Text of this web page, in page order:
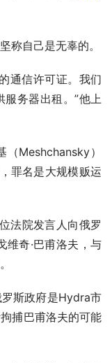
称自己是无辜的。
通信许可证。我们
务器出租。”他上
Meshchansky）
罪名是大规模贩运
法院发言人向俄罗
维奇·巴甫洛夫，与
斯政府是Hydra市
捕巴甫洛夫的可能